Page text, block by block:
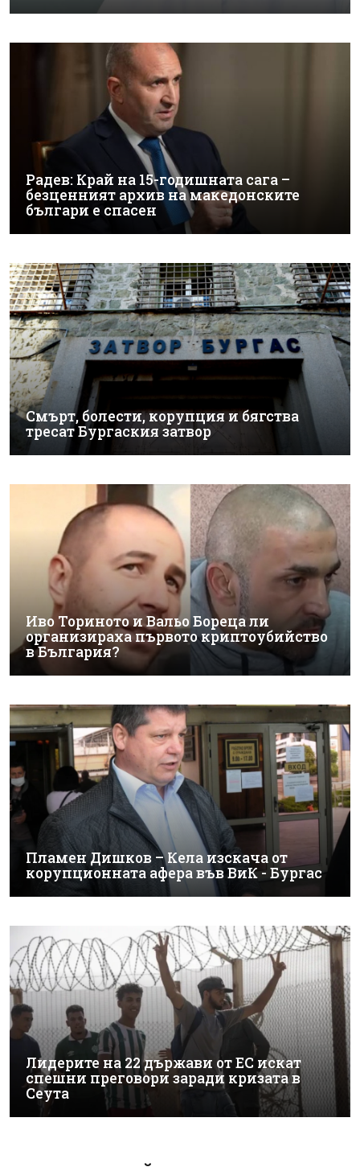
Радев: Край на 15-годишната сага –
безценният архив на македонските
българи е спасен
Смърт, болести, корупция и бягства
тресат Бургаския затвор
Иво Ториното и Вальо Бореца ли
организираха първото криптоубийство
в България?
Пламен Дишков – Кела изскача от
корупционната афера във ВиК - Бургас
Лидерите на 22 държави от ЕС искат
спешни преговори заради кризата в
Сеута